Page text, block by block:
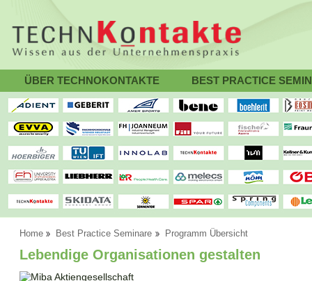
ÜBER TECHNOKONTAKTE BEST PRACTICE
Home Best Practice Seminare Programm Übersicht
Lebendige Organisationen gestalten